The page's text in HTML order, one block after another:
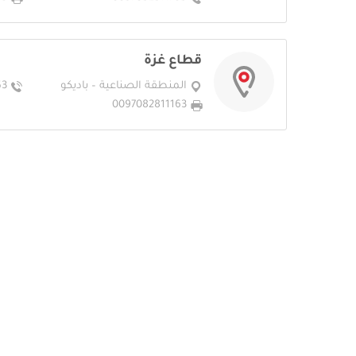
قطاع غزة
المنطقة الصناعية – باديكو
0097082811163